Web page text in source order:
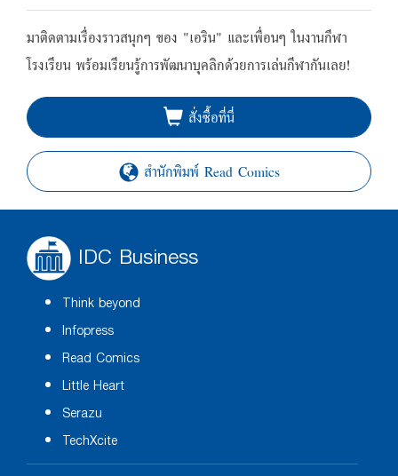
มาติดตามเรื่องราวสนุกๆ ของ "เอริน" และเพื่อนๆ ในงานกีฬา
โรงเรียน พร้อมเรียนรู้การพัฒนาบุคลิกด้วยการเล่นกีฬากันเลย!
สั่งซื้อที่นี่
สำนักพิมพ์ Read Comics
IDC Business
Think beyond
Infopress
Read Comics
Little Heart
Serazu
TechXcite